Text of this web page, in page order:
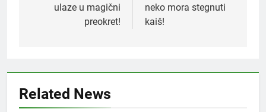
ulaze u magični
preokret!
neko mora stegnuti
kaiš!
Related News
5
Čaj od lovora i cimeta – prirodni
napitak za svakodnevnu rutinu